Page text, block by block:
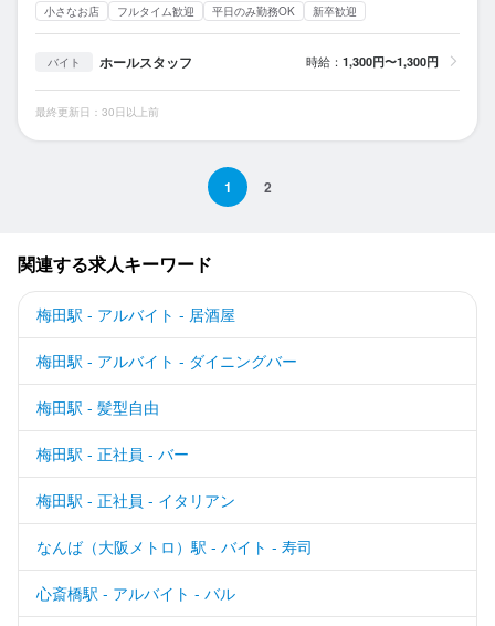
小さなお店 フルタイム歓迎 平日のみ勤務OK 新卒歓迎
バイト ホールスタッフ 時給： 1,300円〜1,300円
最終更新日：30日以上前
1 2
関連する求人キーワード
梅田駅 - アルバイト - 居酒屋
梅田駅 - アルバイト - ダイニングバー
梅田駅 - 髪型自由
梅田駅 - 正社員 - バー
梅田駅 - 正社員 - イタリアン
なんば（大阪メトロ）駅 - バイト - 寿司
心斎橋駅 - アルバイト - バル